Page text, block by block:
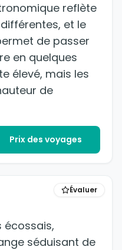
reflète
et le
de passer
en quelques
élevé, mais les
de
Prix des voyages
Évaluer
écossais,
séduisant de